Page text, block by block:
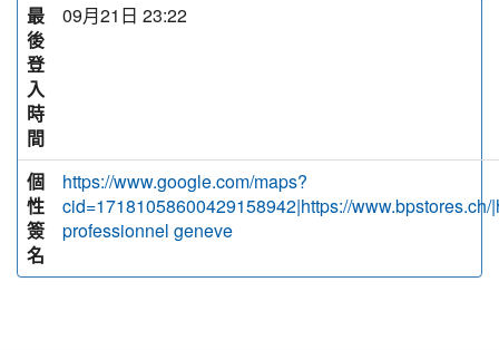
最
後
登
入
時
間
09月21日 23:22
個
性
簽
名
https://www.google.com/maps?
cid=17181058600429158942|https://
professionnel geneve